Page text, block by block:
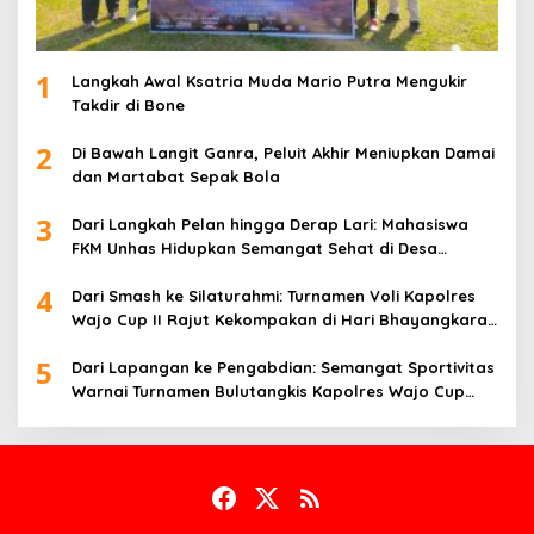
1
Langkah Awal Ksatria Muda Mario Putra Mengukir
Takdir di Bone
2
Di Bawah Langit Ganra, Peluit Akhir Meniupkan Damai
dan Martabat Sepak Bola
3
Dari Langkah Pelan hingga Derap Lari: Mahasiswa
FKM Unhas Hidupkan Semangat Sehat di Desa
4
Dari Smash ke Silaturahmi: Turnamen Voli Kapolres
Wajo Cup II Rajut Kekompakan di Hari Bhayangkara
5
Dari Lapangan ke Pengabdian: Semangat Sportivitas
Warnai Turnamen Bulutangkis Kapolres Wajo Cup